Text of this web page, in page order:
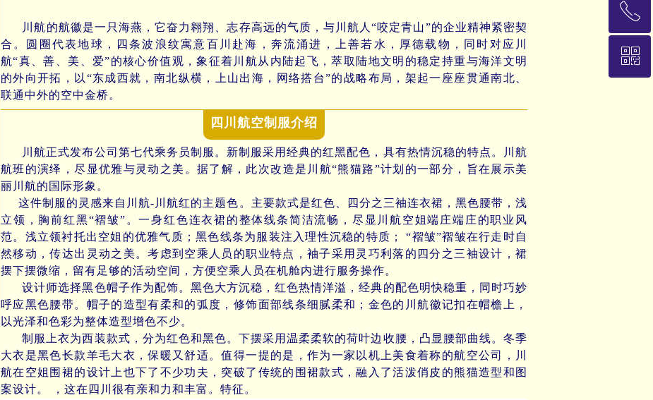
川航的航徽是一只海燕，它奋力翱翔、志存高远的气质，与川航人“咬定青山”的企业精神紧密契
合。圆圈代表地球，四条波浪纹寓意百川赴海，奔流涌进，上善若水，厚德载物，同时对应川
航“真、善、美、爱”的核心价值观，象征着川航从内陆起飞，萃取陆地文明的稳定持重与海洋文明
的外向开拓，以“东成西就，南北纵横，上山出海，网络搭台”的战略布局，架起一座座贯通南北、
联通中外的空中金桥。
四川航空制服介绍
川航正式发布公司第七代乘务员制服。新制服采用经典的红黑配色，具有热情沉稳的特点。川航
航班的演绎，尽显优雅与灵动之美。据了解，此次改造是川航“熊猫路”计划的一部分，旨在展示美
丽川航的国际形象。
这件制服的灵感来自川航-川航红的主题色。主要款式是红色、四分之三袖连衣裙，黑色腰带，浅
立领，胸前红黑“褶皱”。一身红色连衣裙的整体线条简洁流畅，尽显川航空姐端庄端庄的职业风
范。浅立领衬托出空姐的优雅气质；黑色线条为服装注入理性沉稳的特质； “褶皱”褶皱在行走时自
然移动，传达出灵动之美。考虑到空乘人员的职业特点，袖子采用灵巧利落的四分之三袖设计，裙
摆下摆微缩，留有足够的活动空间，方便空乘人员在机舱内进行服务操作。
设计师选择黑色帽子作为配饰。黑色大方沉稳，红色热情洋溢，经典的配色明快稳重，同时巧妙
呼应黑色腰带。帽子的造型有柔和的弧度，修饰面部线条细腻柔和；金色的川航徽记扣在帽檐上，
以光泽和色彩为整体造型增色不少。
制服上衣为西装款式，分为红色和黑色。下摆采用温柔柔软的荷叶边收腰，凸显腰部曲线。冬季
大衣是黑色长款羊毛大衣，保暖又舒适。值得一提的是，作为一家以机上美食着称的航空公司，川
航在空姐围裙的设计上也下了不少功夫，突破了传统的围裙款式，融入了活泼俏皮的熊猫造型和图
案设计。 ，这在四川很有亲和力和丰富。特征。
回到顶部
ꂅ
13911845021
ꀥ